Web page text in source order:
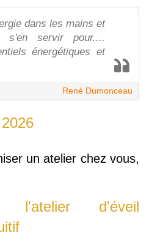
dans les mains et
s'en servir pour....
énergétiques et
René Dumonceau
un atelier chez vous,
l'atelier d'éveil